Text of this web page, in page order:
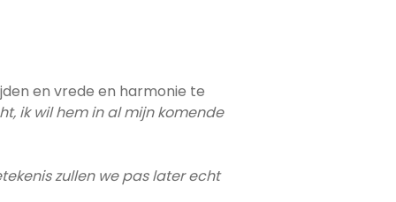
en vrede en harmonie te
ik wil hem in al mijn komende
zullen we pas later echt